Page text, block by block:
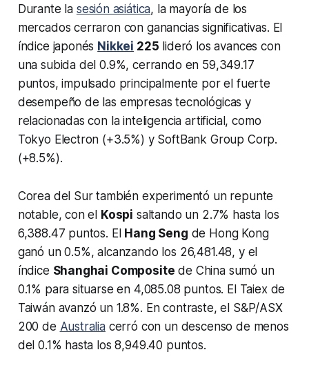
Durante la sesión asiática, la mayoría de los
mercados cerraron con ganancias significativas. El
índice japonés Nikkei 225 lideró los avances con
una subida del 0.9%, cerrando en 59,349.17
puntos, impulsado principalmente por el fuerte
desempeño de las empresas tecnológicas y
relacionadas con la inteligencia artificial, como
Tokyo Electron (+3.5%) y SoftBank Group Corp.
(+8.5%).
Corea del Sur también experimentó un repunte
notable, con el
Kospi saltando un 2.7% hasta los
6,388.47 puntos. El Hang Seng de Hong Kong
ganó un 0.5%, alcanzando los 26,481.48, y el
índice Shanghai Composite de China sumó un
0.1% para situarse en 4,085.08 puntos. El Taiex de
Taiwán avanzó un 1.8%. En contraste, el S&P/ASX
200 de Australia cerró con un descenso de menos
del 0.1% hasta los 8,949.40 puntos.